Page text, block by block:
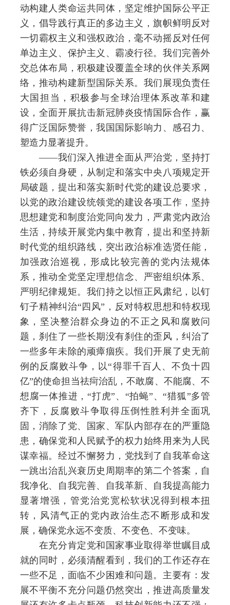
动构建人类命运共同体，坚定维护国际公平正
义，倡导践行真正的多边主义，旗帜鲜明反对
一切霸权主义和强权政治，毫不动摇反对任何
单边主义、保护主义、霸凌行径。我们完善外
交总体布局，积极建设覆盖全球的伙伴关系网
络，推动构建新型国际关系。我们展现负责任
大国担当，积极参与全球治理体系改革和建
设，全面开展抗击新冠肺炎疫情国际合作，赢
得广泛国际赞誉，我国国际影响力、感召力、
塑造力显著提升。
——我们深入推进全面从严治党，坚持打
铁必须自身硬，从制定和落实中央八项规定开
局破题，提出和落实新时代党的建设总要求，
以党的政治建设统领党的建设各项工作，坚持
思想建党和制度治党同向发力，严肃党内政治
生活，持续开展党内集中教育，提出和坚持新
时代党的组织路线，突出政治标准选贤任能，
加强政治巡视，形成比较完善的党内法规体
系，推动全党坚定理想信念、严密组织体系、
严明纪律规矩。我们持之以恒正风肃纪，以钉
钉子精神纠治“四风”，反对特权思想和特权现
象，坚决整治群众身边的不正之风和腐败问
题，刹住了一些长期没有刹住的歪风，纠治了
一些多年未除的顽瘴痼疾。我们开展了史无前
例的反腐败斗争，以“得罪千百人、不负十四
亿”的使命担当祛疴治乱，不敢腐、不能腐、不
想腐一体推进，“打虎”、“拍蝇”、“猎狐”多管
齐下，反腐败斗争取得压倒性胜利并全面巩
固，消除了党、国家、军队内部存在的严重隐
患，确保党和人民赋予的权力始终用来为人民
谋幸福。经过不懈努力，党找到了自我革命这
一跳出治乱兴衰历史周期率的第二个答案，自
我净化、自我完善、自我革新、自我提高能力
显著增强，管党治党宽松软状况得到根本扭
转，风清气正的党内政治生态不断形成和发
展，确保党永远不变质、不变色、不变味。
在充分肯定党和国家事业取得举世瞩目成
就的同时，必须清醒看到，我们的工作还存在
一些不足，面临不少困难和问题。主要有：发
展不平衡不充分问题仍然突出，推进高质量发